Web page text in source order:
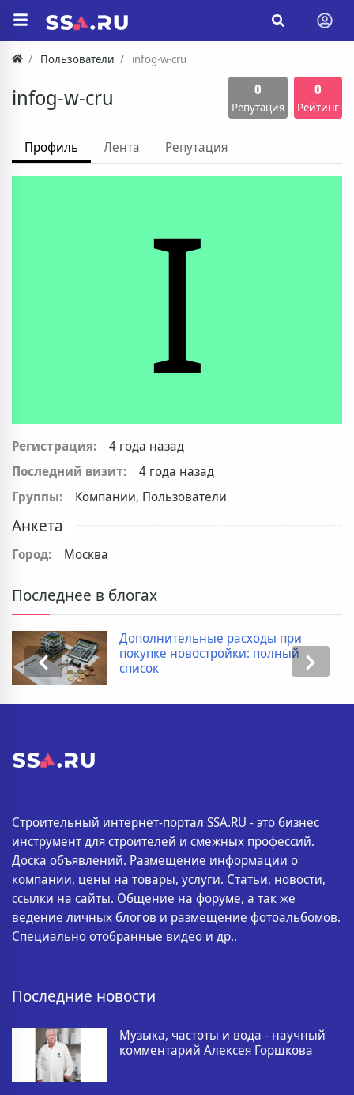
Пользователи infog-w-cru
infog-w-cru 0
Репутация
0
Рейтинг
Профиль Лента Репутация
I
Регистрация:
4 года назад
Последний визит:
4 года назад
Группы:
Компании, Пользователи
Анкета
Город: Москва
Последнее в блогах
Дополнительные расходы при
покупке новостройки: полный
список
Строительный интернет-портал SSA.RU - это бизнес
инструмент для строителей и смежных профессий.
Доска объявлений. Размещение информации о
компании, цены на товары, услуги. Статьи, новости,
ссылки на сайты. Общение на форуме, а так же
ведение личных блогов и размещение фотоальбомов.
Специально отобранные видео и др..
Последние новости
Музыка, частоты и вода - научный
комментарий Алексея Горшкова